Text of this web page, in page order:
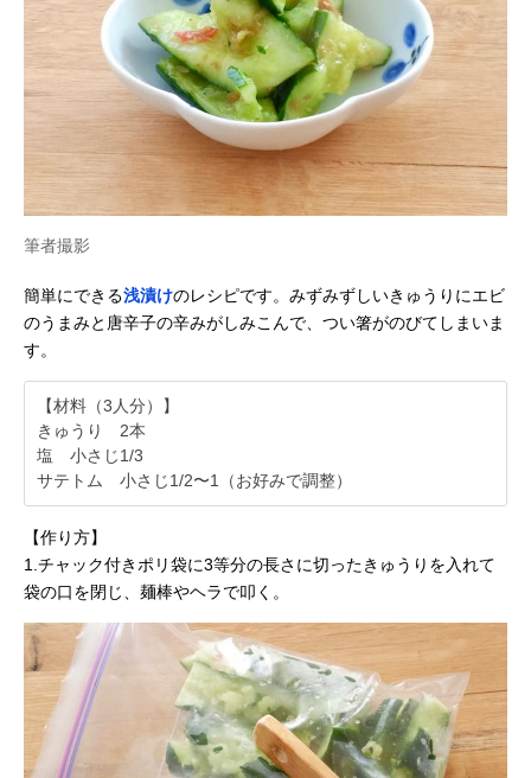
筆者撮影
簡単にできる浅漬けのレシピです。みずみずしいきゅうりにエビ
のうまみと唐辛子の辛みがしみこんで、つい箸がのびてしまいま
す。
【材料（3人分）】
きゅうり 2本
塩 小さじ1/3
サテトム 小さじ1/2〜1（お好みで調整）
【作り方】
1.チャック付きポリ袋に3等分の長さに切ったきゅうりを入れて
袋の口を閉じ、麺棒やヘラで叩く。